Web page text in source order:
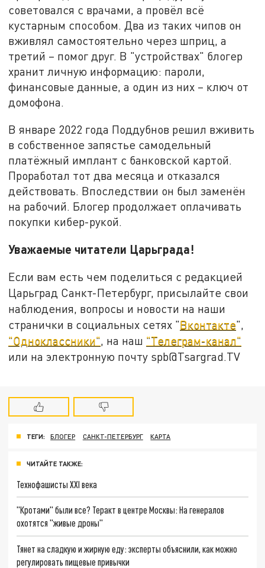
советовался с врачами, а провёл всё
кустарным способом. Два из таких чипов он
вживлял самостоятельно через шприц, а
третий – помог друг. В "устройствах" блогер
хранит личную информацию: пароли,
финансовые данные, а один из них – ключ от
домофона.
В январе 2022 года Поддубнов решил вживить
в собственное запястье самодельный
платёжный имплант с банковской картой.
Проработал тот два месяца и отказался
действовать. Впоследствии он был заменён
на рабочий. Блогер продолжает оплачивать
покупки кибер-рукой.
Уважаемые читатели Царьграда!
Если вам есть чем поделиться с редакцией
Царьград Санкт-Петербург, присылайте свои
наблюдения, вопросы и новости на наши
странички в социальных сетях "Вконтакте",
"Одноклассники", на наш "Телеграм-канал"
или на электронную почту spb@Tsargrad.TV
ТЕГИ: БЛОГЕР САНКТ-ПЕТЕРБУРГ КАРТА
ЧИТАЙТЕ ТАКЖЕ:
Технофашисты XXI века
"Кротами" были все? Теракт в центре Москвы: На генералов
охотятся "живые дроны"
Тянет на сладкую и жирную еду: эксперты объяснили, как можно
регулировать пищевые привычки